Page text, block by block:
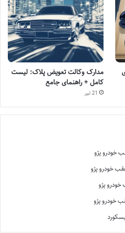
مدارک وکالت تعویض پلاک: لیست
کامل + راهنمای جامع
21 تیر
خودرو پژو
خودرو پژو
پژو
خودرو پژو